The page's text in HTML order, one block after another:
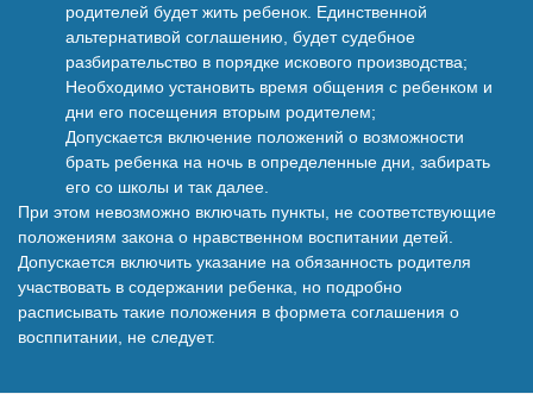
родителей будет жить ребенок. Единственной
альтернативой соглашению, будет судебное
разбирательство в порядке искового производства;
Необходимо установить время общения с ребенком и
дни его посещения вторым родителем;
Допускается включение положений о возможности
брать ребенка на ночь в определенные дни, забирать
его со школы и так далее.
При этом невозможно включать пункты, не соответствующие
положениям закона о нравственном воспитании детей.
Допускается включить указание на обязанность родителя
участвовать в содержании ребенка, но подробно
расписывать такие положения в формета соглашения о
восппитании, не следует.